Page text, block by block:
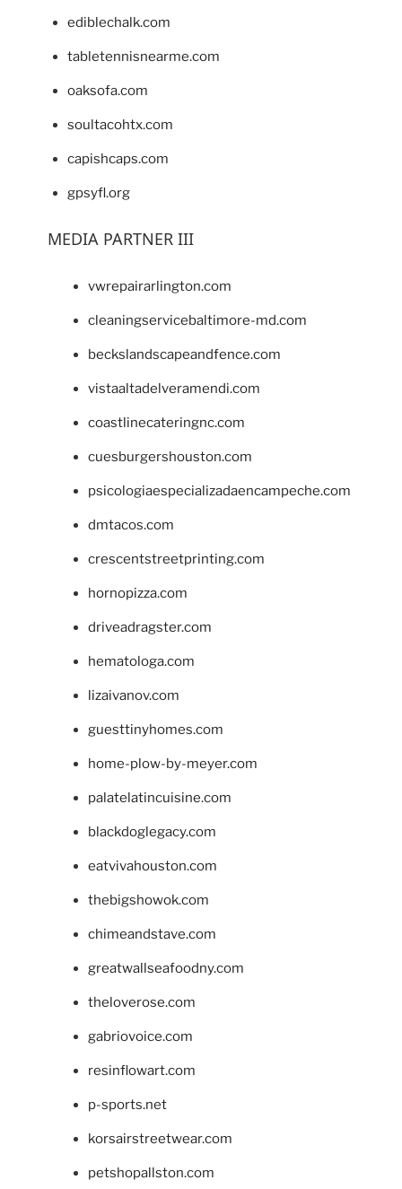
ediblechalk.com
tabletennisnearme.com
oaksofa.com
soultacohtx.com
capishcaps.com
gpsyfl.org
MEDIA PARTNER III
vwrepairarlington.com
cleaningservicebaltimore-md.com
beckslandscapeandfence.com
vistaaltadelveramendi.com
coastlinecateringnc.com
cuesburgershouston.com
psicologiaespecializadaencampeche.com
dmtacos.com
crescentstreetprinting.com
hornopizza.com
driveadragster.com
hematologa.com
lizaivanov.com
guesttinyhomes.com
home-plow-by-meyer.com
palatelatincuisine.com
blackdoglegacy.com
eatvivahouston.com
thebigshowok.com
chimeandstave.com
greatwallseafoodny.com
theloverose.com
gabriovoice.com
resinflowart.com
p-sports.net
korsairstreetwear.com
petshopallston.com